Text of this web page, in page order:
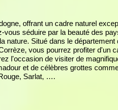
offrant un cadre naturel
séduire par la beauté des
nature. Situé dans le
vous pourrez profiter d'un
l'occasion de visiter de
et de célèbres grottes
Sarlat, ….